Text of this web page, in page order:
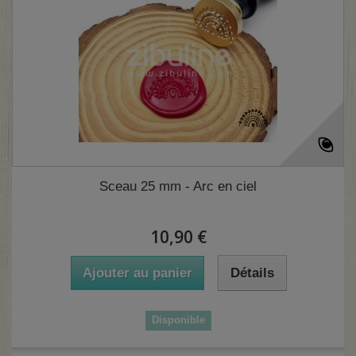
(1 avis)
Sceau 25 mm - Arc en ciel
10,90 €
Ajouter au panier Détails
Disponible